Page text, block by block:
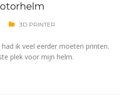
3D PRINTER
ik veel eerder moeten printen.
plek voor mijn helm.